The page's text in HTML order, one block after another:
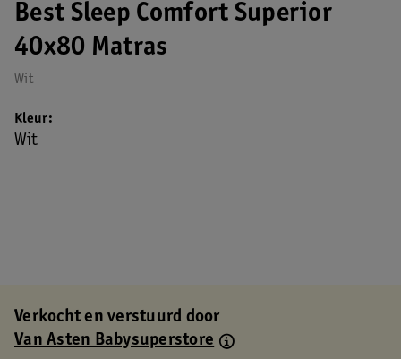
Best Sleep Comfort Superior
40x80 Matras
Wit
Kleur
Wit
Verkocht en verstuurd door
Van Asten Babysuperstore